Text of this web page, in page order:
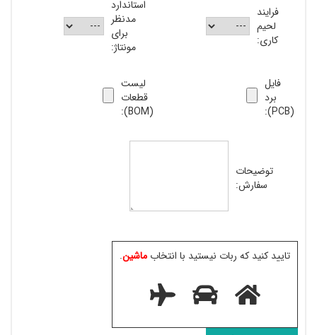
فرایند
لحیم
کاری:
استاندارد
مدنظر
برای
مونتاژ:
فایل
برد
(PCB):
لیست
قطعات
(BOM):
توضیحات
سفارش:
تایید کنید که ربات نیستید با انتخاب ماشین.